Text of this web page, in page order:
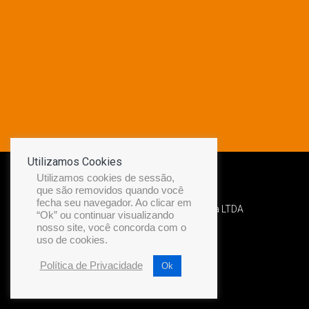
Desenvolvido por Diamond Náutica LTDA
Utilizamos Cookies
Utilizamos cookies de sessão,
que são removidos quando você
fecha seu navegador. Ao clicar em
“Ok” ou continuar visualizando
nosso site, você concorda com o
uso de cookies.
Política de Privacidade Ok